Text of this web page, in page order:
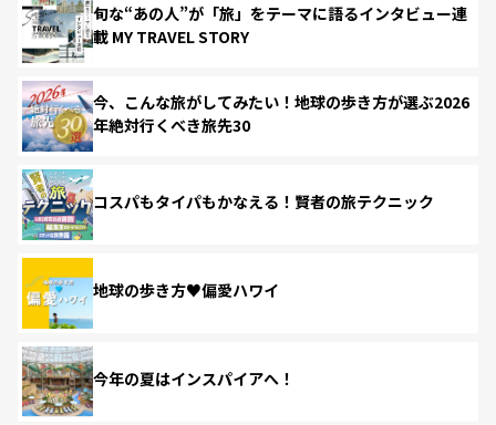
旬な“あの人”が「旅」をテーマに語るインタビュー連
載 MY TRAVEL STORY
今、こんな旅がしてみたい！地球の歩き方が選ぶ2026
年絶対行くべき旅先30
コスパもタイパもかなえる！賢者の旅テクニック
地球の歩き方♥偏愛ハワイ
今年の夏はインスパイアへ！